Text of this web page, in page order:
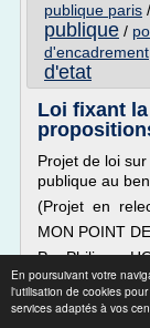
En poursuivant votre
l'utilisation de cookies
services adaptés à vos
publique paris /
publique /
d'encadrement
d'etat
Loi fixant
Projet de loi
publique au
(Projet en
MON POINT
Par Philippe
(France, 1971)
Ancien DG/